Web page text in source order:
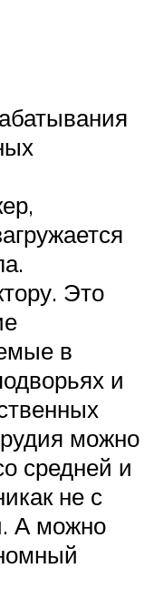
Это
в
и
можно
средней и
не с
А можно